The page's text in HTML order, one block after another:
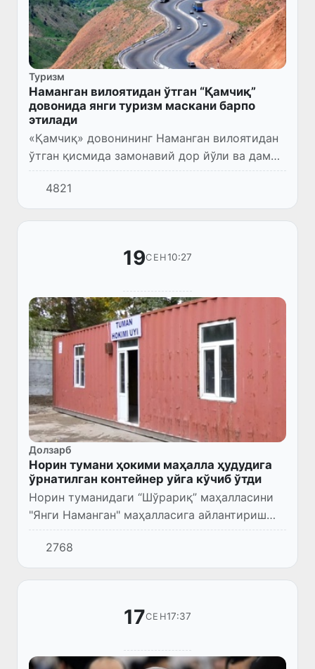
Туризм
Наманган вилоятидан ўтган “Қамчиқ”
довонида янги туризм маскани барпо
этилади
«Қамчиқ» довонининг Наманган вилоятидан
ўтган қисмида замонавий дор йўли ва дам
олиш мажмуаси қурилади.
4821
19СЕН10:27
Долзарб
Норин тумани ҳокими маҳалла ҳудудига
ўрнатилган контейнер уйга кўчиб ўтди
Норин туманидаги “Шўрариқ” маҳалласини
"Янги Наманган" маҳалласига айлантириш
жараёнига киришилди.
2768
17СЕН17:37